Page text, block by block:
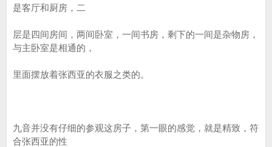
是客厅和厨房，二
层是四间房间，两间卧室，一间书房，剩下的一间是杂物房，
与主卧室是相通的，
里面摆放着张西亚的衣服之类的。
九音并没有仔细的参观这房子，第一眼的感觉，就是精致，符
合张西亚的性